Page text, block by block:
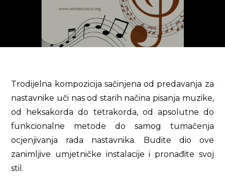
Trodijelna kompozicija sačinjena od predavanja za
nastavnike uči nas od starih načina pisanja muzike,
od heksakorda do tetrakorda, od apsolutne do
funkcionalne metode do samog tumačenja
ocjenjivanja rada nastavnika. Budite dio ove
zanimljive umjetničke instalacije i pronađite svoj
stil.